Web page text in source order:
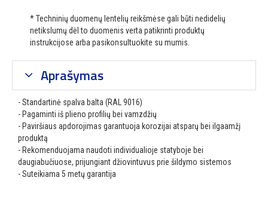
* Techninių duomenų lentelių reikšmėse gali būti nedidelių
netikslumų dėl to duomenis verta patikrinti produktų
instrukcijose arba pasikonsultuokite su mumis.
Aprašymas
- Standartinė spalva balta (RAL 9016)
- Pagaminti iš plieno profilių bei vamzdžių
- Paviršiaus apdorojimas garantuoja korozijai atsparų bei ilgaamžį
produktą
- Rekomenduojama naudoti individualioje statyboje bei
daugiabučiuose, prijungiant džiovintuvus prie šildymo sistemos
- Suteikiama 5 metų garantija